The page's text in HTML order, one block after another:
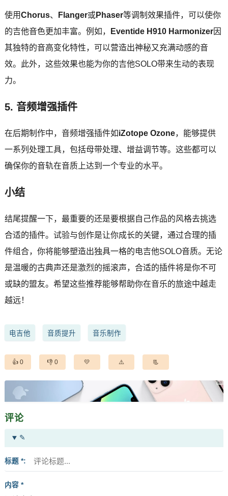
使用Chorus、 Flanger或Phaser等调制效果插件，可以使你
的吉他音色更加丰富。例如，
Eventide H910 Harmonizer因
其独特的音高变化特性，可以营造出神秘又充满动感的音
效。此外，这些效果也能为你的吉他SOLO带来生动的表现
力。
5. 音频增强插件
在后期制作中，音频增强插件如iZotope Ozone，能够提供
一系列处理工具，包括母带处理、增益调节等。这些都可以
确保你的音轨在音质上达到一个专业的水平。
小结
结尾提醒一下，最重要的还是要根据自己作品的风格去挑选
合适的插件。试验与创作是让你成长的关键，通过合理的插
件组合，你将能够塑造出独具一格的电吉他SOLO音质。无论
是温暖的古典声还是激烈的摇滚声，合适的插件将是你不可
或缺的盟友。希望这些推荐能够帮助你在音乐的旅途中越走
越远！
电吉他 音质提升 音乐制作
0 0
评论
✎
标题 *
内容 *